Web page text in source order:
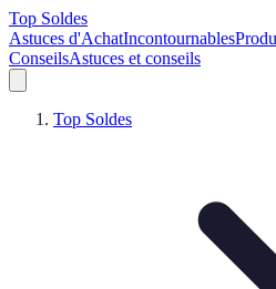
Top Soldes
Astuces d'AchatIncontournables
ConseilsAstuces et conseils
Top Soldes